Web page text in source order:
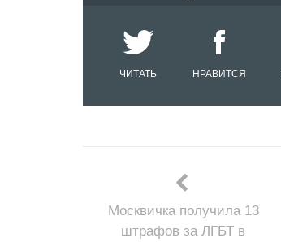
ЧИТАТЬ НРАВИТСЯ
Москвичка получила 13
штрафов за ЛГБТ в